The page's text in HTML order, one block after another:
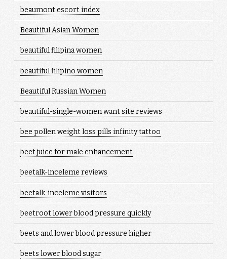
beaumont escort index
Beautiful Asian Women
beautiful filipina women
beautiful filipino women
Beautiful Russian Women
beautiful-single-women want site reviews
bee pollen weight loss pills infinity tattoo
beet juice for male enhancement
beetalk-inceleme reviews
beetalk-inceleme visitors
beetroot lower blood pressure quickly
beets and lower blood pressure higher
beets lower blood sugar